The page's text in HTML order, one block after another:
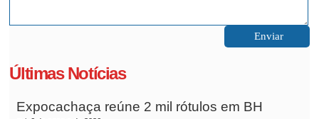
Últimas Notícias
Expocachaça reúne 2 mil rótulos em BH